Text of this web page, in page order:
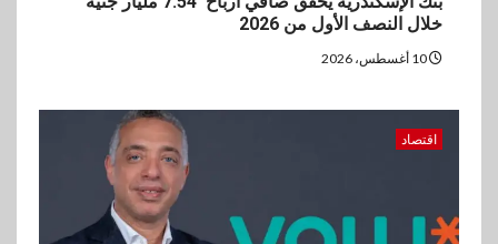
خلال النصف الأول من 2026
اقتصاد